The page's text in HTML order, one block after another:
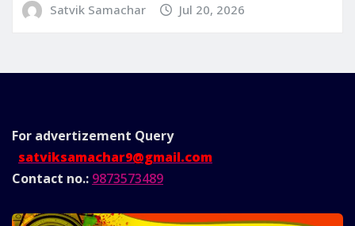
Satvik Samachar Jul 20, 2026
For advertizement Query
satviksamachar9@gmail.com
Contact no.: 9873573489